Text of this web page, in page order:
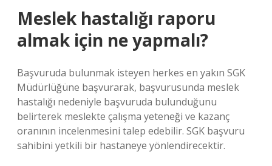
Meslek hastalığı raporu
almak için ne yapmalı?
Başvuruda bulunmak isteyen herkes en yakın SGK
Müdürlüğüne başvurarak, başvurusunda meslek
hastalığı nedeniyle başvuruda bulunduğunu
belirterek meslekte çalışma yeteneği ve kazanç
oranının incelenmesini talep edebilir. SGK başvuru
sahibini yetkili bir hastaneye yönlendirecektir.